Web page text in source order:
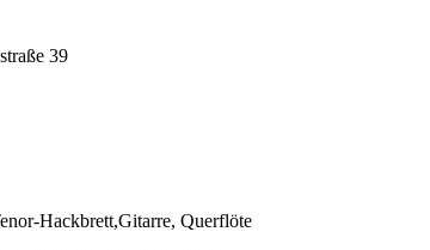
39
Hackbrett,Gitarre, Querflöte